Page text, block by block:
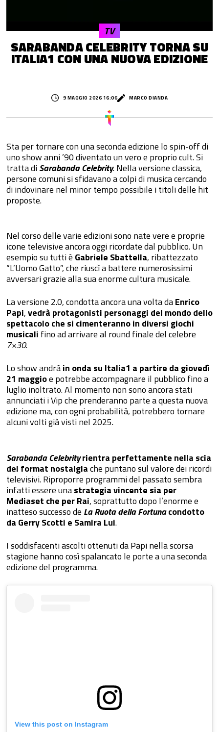
SARABANDA CELEBRITY TORNA SU
ITALIA1 CON UNA NUOVA EDIZIONE
TV
9 MAGGIO 2026 16:06 MARCO DIANDA
Sta per tornare con una seconda edizione lo spin-off di
uno show anni ’90 diventato un vero e proprio cult. Si
tratta diSarabanda Celebrity. Nella versione classica,
persone comuni si sfidavano a colpi di musica cercando
di indovinare nel minor tempo possibile i titoli delle hit
proposte.
Nel corso delle varie edizioni sono nate vere e proprie
icone televisive ancora oggi ricordate dal pubblico. Un
esempio su tutti è Gabriele Sbattella, ribattezzato
“L’Uomo Gatto”, che riuscì a battere numerosissimi
avversari grazie alla sua enorme cultura musicale.
La versione 2.0, condotta ancora una volta daEnrico
Papi,vedrà protagonisti personaggi del mondo dello
spettacolo che si cimenteranno in diversi giochi
musicali fino ad arrivare al round finale del celebre
7×30.
Lo show andràin onda su Italia1 a partire da giovedì
21 maggioe potrebbe accompagnare il pubblico fino a
luglio inoltrato. Al momento non sono ancora stati
annunciati i Vip che prenderanno parte a questa nuova
edizione ma, con ogni probabilità, potrebbero tornare
alcuni volti già visti nel 2025.
Sarabanda Celebrityrientra perfettamente nella scia
dei format nostalgiache puntano sul valore dei ricordi
televisivi. Riproporre programmi del passato sembra
infatti essere unastrategia vincente sia per
Mediaset che per Rai, soprattutto dopo l’enorme e
inatteso successo de La Ruota della Fortunacondotto
da Gerry Scotti e Samira Lui.
I soddisfacenti ascolti ottenuti da Papi nella scorsa
stagione hanno così spalancato le porte a una seconda
edizione del programma.
View this post on Instagram